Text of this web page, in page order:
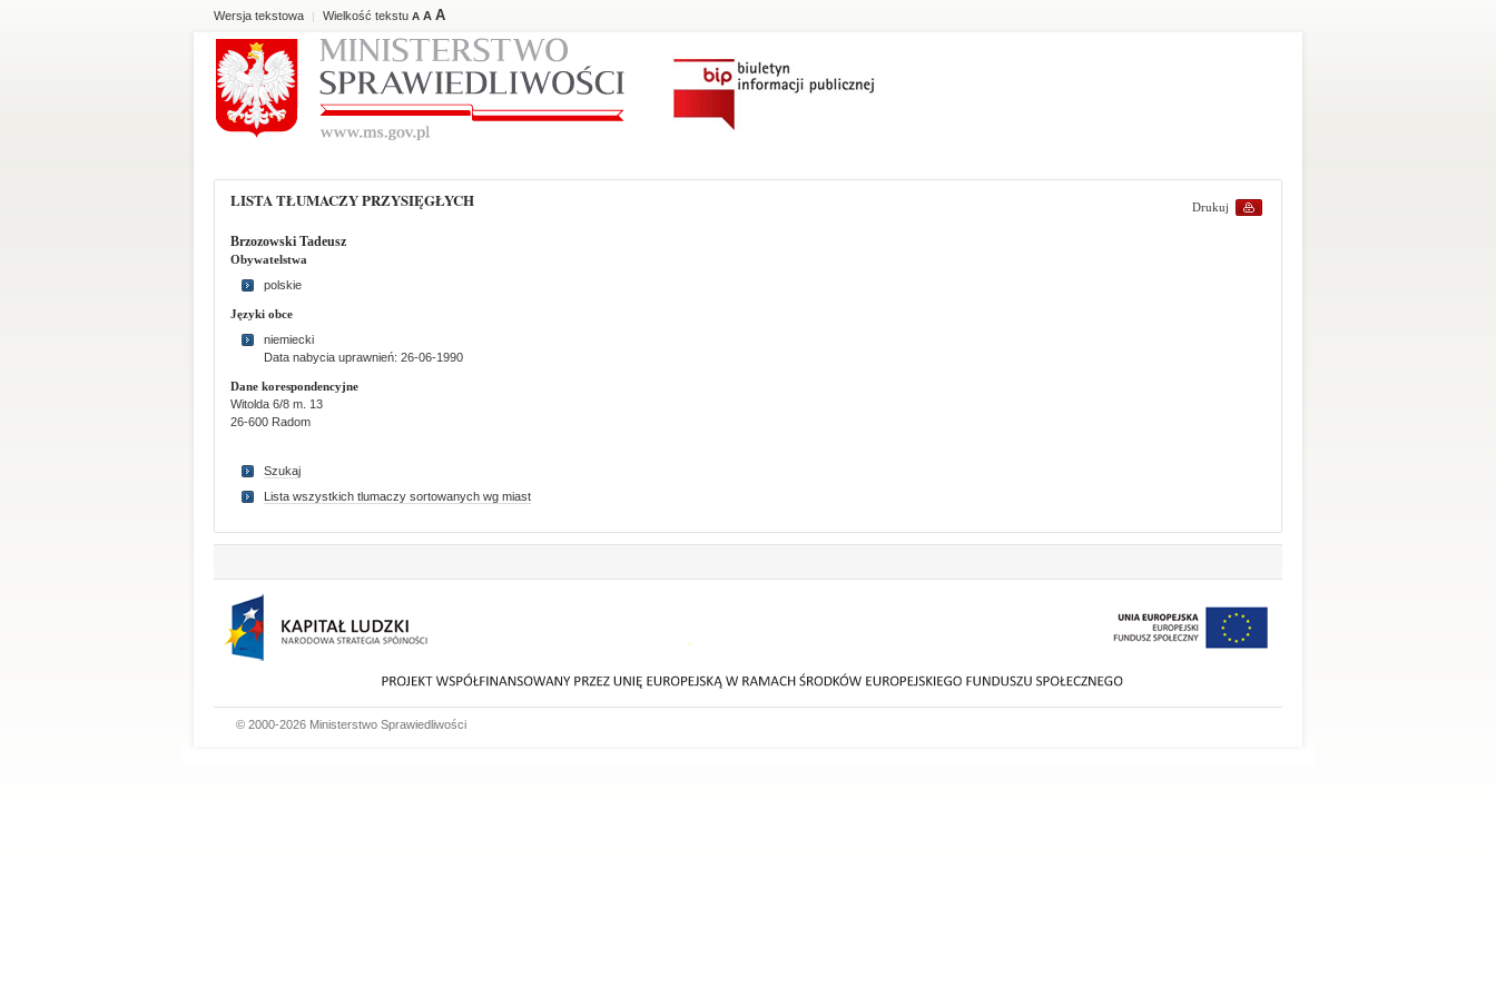
Wersja tekstowa | Wielkość tekstu A A A
Drukuj
LISTA TŁUMACZY PRZYSIĘGŁYCH
Brzozowski Tadeusz
Obywatelstwa
polskie
Języki obce
niemiecki
Data nabycia uprawnień: 26-06-1990
Dane korespondencyjne
Witolda 6/8 m. 13
26-600 Radom
Szukaj
Lista wszystkich tlumaczy sortowanych wg miast
© 2000-2026 Ministerstwo Sprawiedliwości